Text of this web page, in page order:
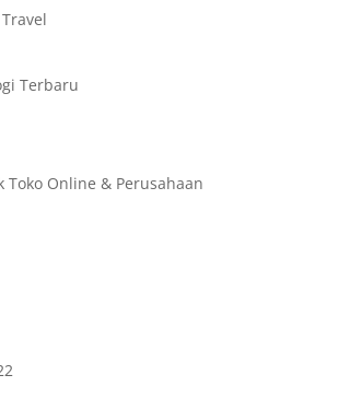
Terbaru
Toko Online & Perusahaan